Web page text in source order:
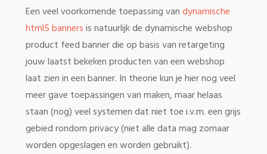
Een veel voorkomende toepassing vandynamische
html5 bannersis natuurlijk de dynamische webshop
product feed banner die op basis van retargeting
jouw laatst bekeken producten van een webshop
laat zien in een banner. In theorie kun je hier nog veel
meer gave toepassingen van maken, maar helaas
staan (nog) veel systemen dat niet toe i.v.m. een grijs
gebied rondom privacy (niet alle data mag zomaar
worden opgeslagen en worden gebruikt).